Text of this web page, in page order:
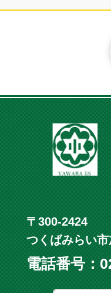
〒300-2424
つくばみらい
電話番号：